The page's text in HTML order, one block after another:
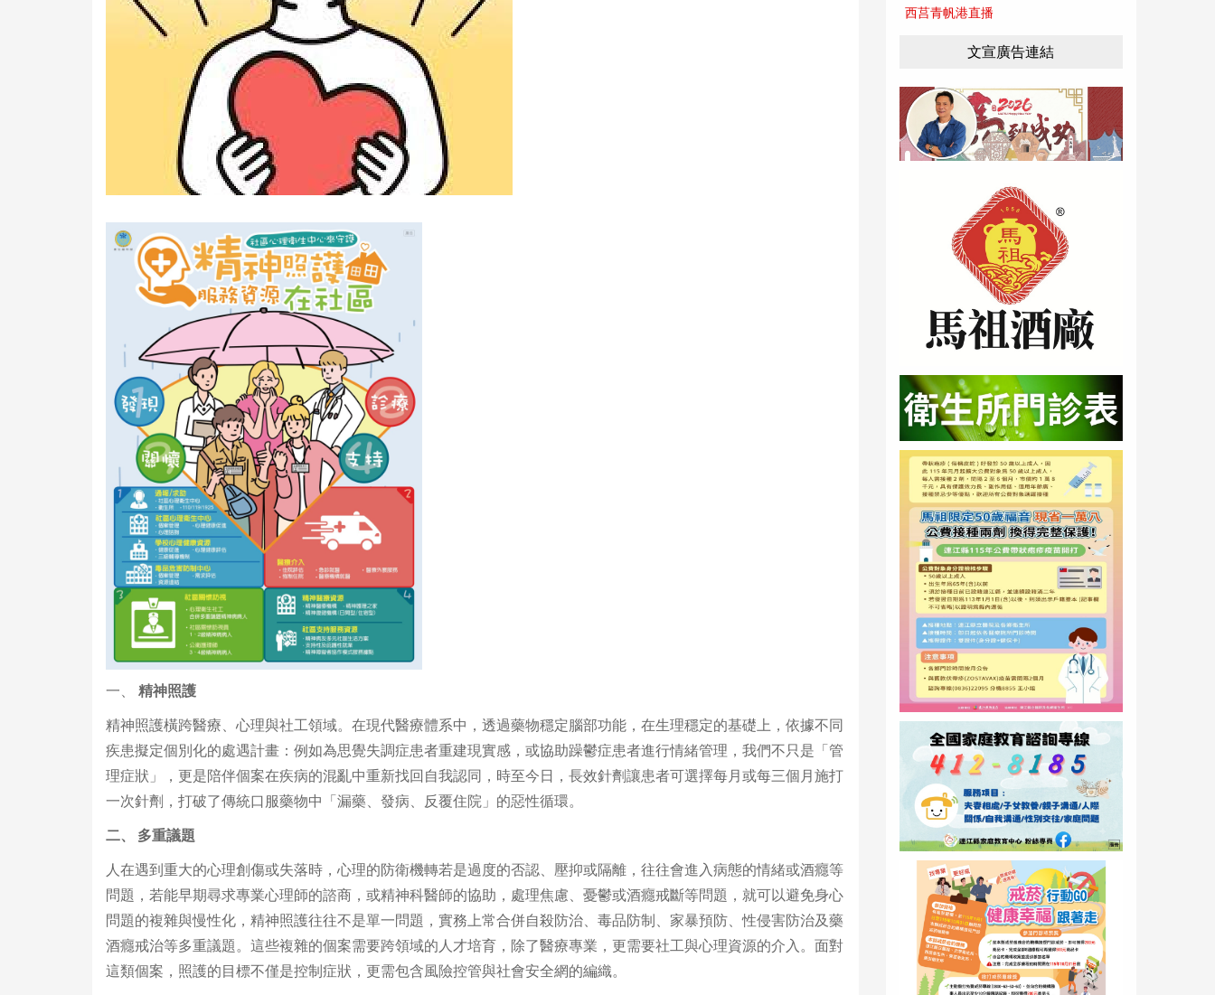
一、 精神照護
精神照護橫跨醫療、心理與社工領域。在現代醫療體系中，透過藥物穩定腦部功能，在生理穩定的基礎上，依據不同
疾患擬定個別化的處遇計畫：例如為思覺失調症患者重建現實感，或協助躁鬱症患者進行情緒管理，我們不只是「管
理症狀」，更是陪伴個案在疾病的混亂中重新找回自我認同，時至今日，長效針劑讓患者可選擇每月或每三個月施打
一次針劑，打破了傳統口服藥物中「漏藥、發病、反覆住院」的惡性循環。
二、 多重議題
人在遇到重大的心理創傷或失落時，心理的防衛機轉若是過度的否認、壓抑或隔離，往往會進入病態的情緒或酒癮等
問題，若能早期尋求專業心理師的諮商，或精神科醫師的協助，處理焦慮、憂鬱或酒癮戒斷等問題，就可以避免身心
問題的複雜與慢性化，精神照護往往不是單一問題，實務上常合併自殺防治、毒品防制、家暴預防、性侵害防治及藥
酒癮戒治等多重議題。這些複雜的個案需要跨領域的人才培育，除了醫療專業，更需要社工與心理資源的介入。面對
這類個案，照護的目標不僅是控制症狀，更需包含風險控管與社會安全網的編織。
西莒青帆港直播
文宣廣告連結